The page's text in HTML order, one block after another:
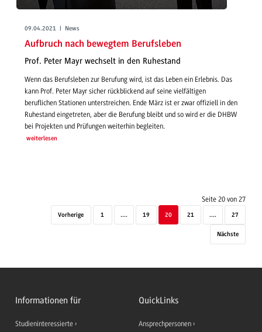
09.04.2021 | News
Aufbruch nach bewegtem Berufsleben
Prof. Peter Mayr wechselt in den Ruhestand
Wenn das Berufsleben zur Berufung wird, ist das Leben ein Erlebnis. Das
kann Prof. Peter Mayr sicher rückblickend auf seine vielfältigen
beruflichen Stationen unterstreichen. Ende März ist er zwar offiziell in den
Ruhestand eingetreten, aber die Berufung bleibt und so wird er die DHBW
bei Projekten und Prüfungen weiterhin begleiten.
weiterlesen
Seite 20 von 27
Vorherige 1 .... 19 20 21 .... 27
Nächste
Informationen für
Studieninteressierte
QuickLinks
Ansprechpersonen